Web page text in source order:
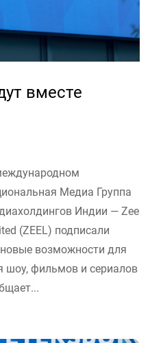
вместе
Медиа Группа
Индии — Zee
(ZEEL) подписали
возможности для
шоу, фильмов и сериалов